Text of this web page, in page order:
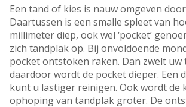
Een tand of kies is nauw omgeven
Daartussen is een smalle spleet van
millimeter diep, ook wel ‘pocket’
zich tandplak op. Bij onvoldoende
pocket ontstoken raken. Dan zwelt uw
daardoor wordt de pocket dieper. Een
kunt u lastiger reinigen. Ook wordt de
ophoping van tandplak groter. De